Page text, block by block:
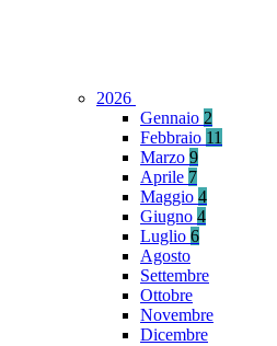
2026
Gennaio 2
Febbraio 11
Marzo 9
Aprile 7
Maggio 4
Giugno 4
Luglio 6
Agosto
Settembre
Ottobre
Novembre
Dicembre